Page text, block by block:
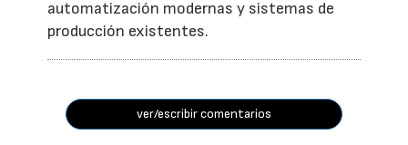
automatización modernas y sistemas de
producción existentes.
ver/escribir comentarios